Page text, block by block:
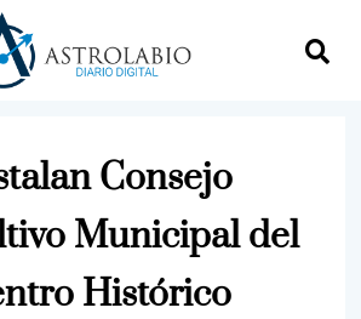
Consejo
Municipal del
Histórico